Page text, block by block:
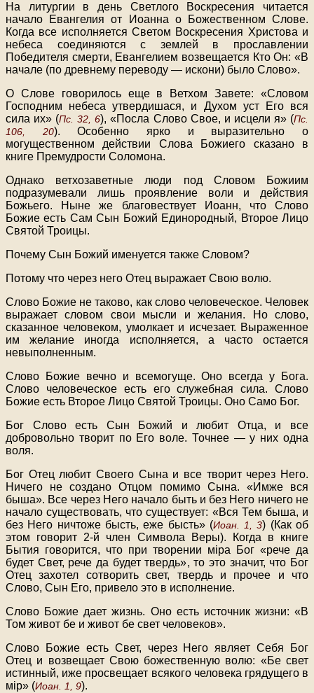
На литургии в день Светлого Воскресения читается
начало Евангелия от Иоанна о Божественном Слове.
Когда все исполняется Светом Воскресения Христова и
небеса соединяются с землей в прославлении
Победителя смерти, Евангелием возвещается Кто Он: «В
начале (по древнему переводу — искони) было Слово».
О Слове говорилось еще в Ветхом Завете: «Словом
Господним небеса утвердишася, и Духом уст Его вся
сила их» (Пс. 32, 6), «Посла Слово Свое, и исцели я» (Пс.
106, 20). Особенно ярко и выразительно о
могущественном действии Слова Божиего сказано в
книге Премудрости Соломона.
Однако ветхозаветные люди под Словом Божиим
подразумевали лишь проявление воли и действия
Божьего. Ныне же благовествует Иоанн, что Слово
Божие есть Сам Сын Божий Единородный, Второе Лицо
Святой Троицы.
Почему Сын Божий именуется также Словом?
Потому что через него Отец выражает Свою волю.
Слово Божие не таково, как слово человеческое. Человек
выражает словом свои мысли и желания. Но слово,
сказанное человеком, умолкает и исчезает. Выраженное
им желание иногда исполняется, а часто остается
невыполненным.
Слово Божие вечно и всемогуще. Оно всегда у Бога.
Слово человеческое есть его служебная сила. Слово
Божие есть Второе Лицо Святой Троицы. Оно Само Бог.
Бог Слово есть Сын Божий и любит Отца, и все
добровольно творит по Его воле. Точнее — у них одна
воля.
Бог Отец любит Своего Сына и все творит через Него.
Ничего не создано Отцом помимо Сына. «Имже вся
быша». Все через Него начало быть и без Него ничего не
начало существовать, что существует: «Вся Тем быша, и
без Него ничтоже бысть, еже бысть» (Иоан. 1, 3) (Как об
этом говорит 2-й член Символа Веры). Когда в книге
Бытия говорится, что при творении мipa Бог «рече да
будет Свет, рече да будет твердь», то это значит, что Бог
Отец захотел сотворить свет, твердь и прочее и что
Слово, Сын Его, привело это в исполнение.
Слово Божие дает жизнь. Оно есть источник жизни: «В
Том живот бе и живот бе свет человеков».
Слово Божие есть Свет, через Него являет Себя Бог
Отец и возвещает Свою божественную волю: «Бе свет
истинный, иже просвещает всякого человека грядущего в
мip» (Иоан. 1, 9).